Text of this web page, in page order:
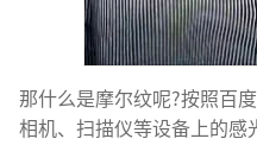
那什么是摩尔纹呢?按照百
相机、扫描仪等设备上的